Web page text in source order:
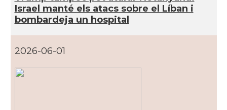
Israel manté els atacs sobre el Líban i
bombardeja un hospital
2026-06-01